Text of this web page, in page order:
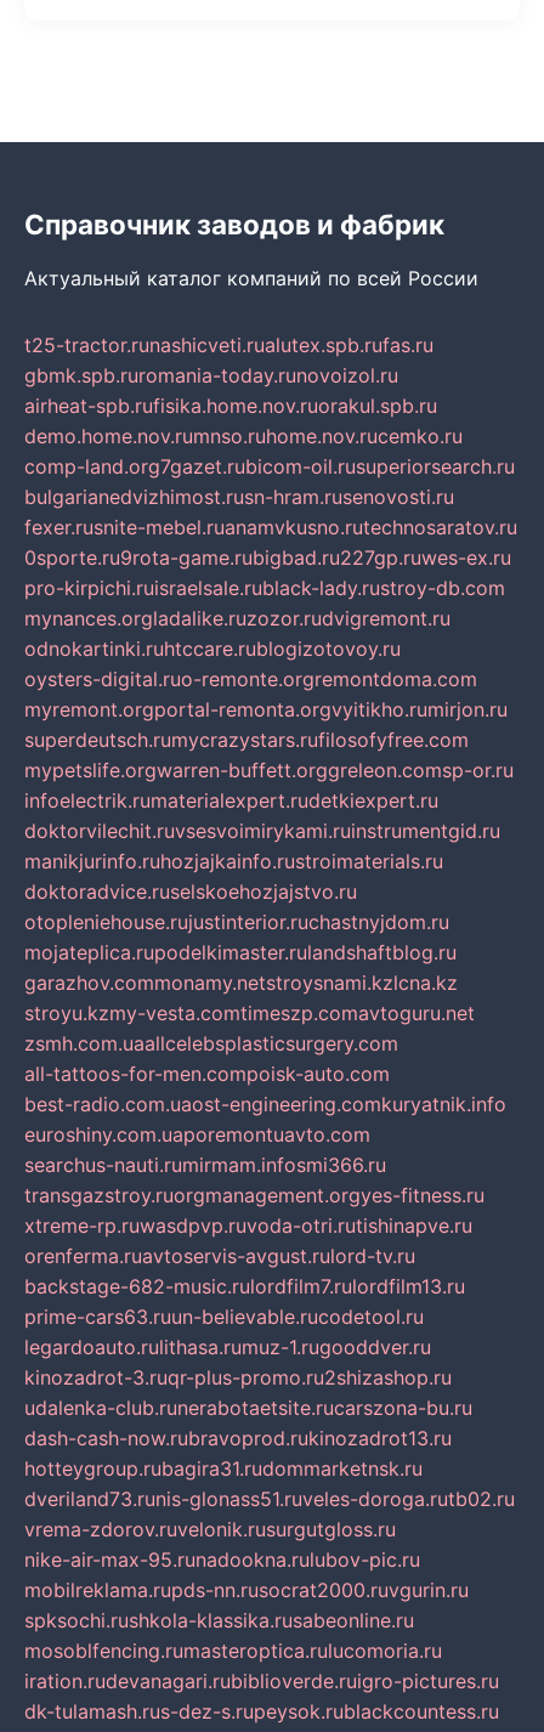
Справочник заводов и фабрик
Актуальный каталог компаний по всей России
t25-tractor.runashicveti.rualutex.spb.rufas.ru
gbmk.spb.ruromania-today.runovoizol.ru
airheat-spb.rufisika.home.nov.ruorakul.spb.ru
demo.home.nov.rumnso.ruhome.nov.rucemko.ru
comp-land.org7gazet.rubicom-oil.rusuperiorsearch.ru
bulgarianedvizhimost.rusn-hram.rusenovosti.ru
fexer.rusnite-mebel.ruanamvkusno.rutechnosaratov.ru
0sporte.ru9rota-game.rubigbad.ru227gp.ruwes-ex.ru
pro-kirpichi.ruisraelsale.rublack-lady.rustroy-db.com
mynances.orgladalike.ruzozor.rudvigremont.ru
odnokartinki.ruhtccare.rublogizotovoy.ru
oysters-digital.ruo-remonte.orgremontdoma.com
myremont.orgportal-remonta.orgvyitikho.rumirjon.ru
superdeutsch.rumycrazystars.rufilosofyfree.com
mypetslife.orgwarren-buffett.orggreleon.comsp-or.ru
infoelectrik.rumaterialexpert.rudetkiexpert.ru
doktorvilechit.ruvsesvoimirykami.ruinstrumentgid.ru
manikjurinfo.ruhozjajkainfo.rustroimaterials.ru
doktoradvice.ruselskoehozjajstvo.ru
otopleniehouse.rujustinterior.ruchastnyjdom.ru
mojateplica.rupodelkimaster.rulandshaftblog.ru
garazhov.commonamy.netstroysnami.kzlcna.kz
stroyu.kzmy-vesta.comtimeszp.comavtoguru.net
zsmh.com.uaallcelebsplasticsurgery.com
all-tattoos-for-men.compoisk-auto.com
best-radio.com.uaost-engineering.comkuryatnik.info
euroshiny.com.uaporemontuavto.com
searchus-nauti.rumirmam.infosmi366.ru
transgazstroy.ruorgmanagement.orgyes-fitness.ru
xtreme-rp.ruwasdpvp.ruvoda-otri.rutishinapve.ru
orenferma.ruavtoservis-avgust.rulord-tv.ru
backstage-682-music.rulordfilm7.rulordfilm13.ru
prime-cars63.ruun-believable.rucodetool.ru
legardoauto.rulithasa.rumuz-1.rugooddver.ru
kinozadrot-3.ruqr-plus-promo.ru2shizashop.ru
udalenka-club.runerabotaetsite.rucarszona-bu.ru
dash-cash-now.rubravoprod.rukinozadrot13.ru
hotteygroup.rubagira31.rudommarketnsk.ru
dveriland73.runis-glonass51.ruveles-doroga.rutb02.ru
vrema-zdorov.ruvelonik.rusurgutgloss.ru
nike-air-max-95.runadookna.rulubov-pic.ru
mobilreklama.rupds-nn.rusocrat2000.ruvgurin.ru
spksochi.rushkola-klassika.rusabeonline.ru
mosoblfencing.rumasteroptica.rulucomoria.ru
iration.rudevanagari.rubiblioverde.ruigro-pictures.ru
dk-tulamash.rus-dez-s.rupeysok.rublackcountess.ru